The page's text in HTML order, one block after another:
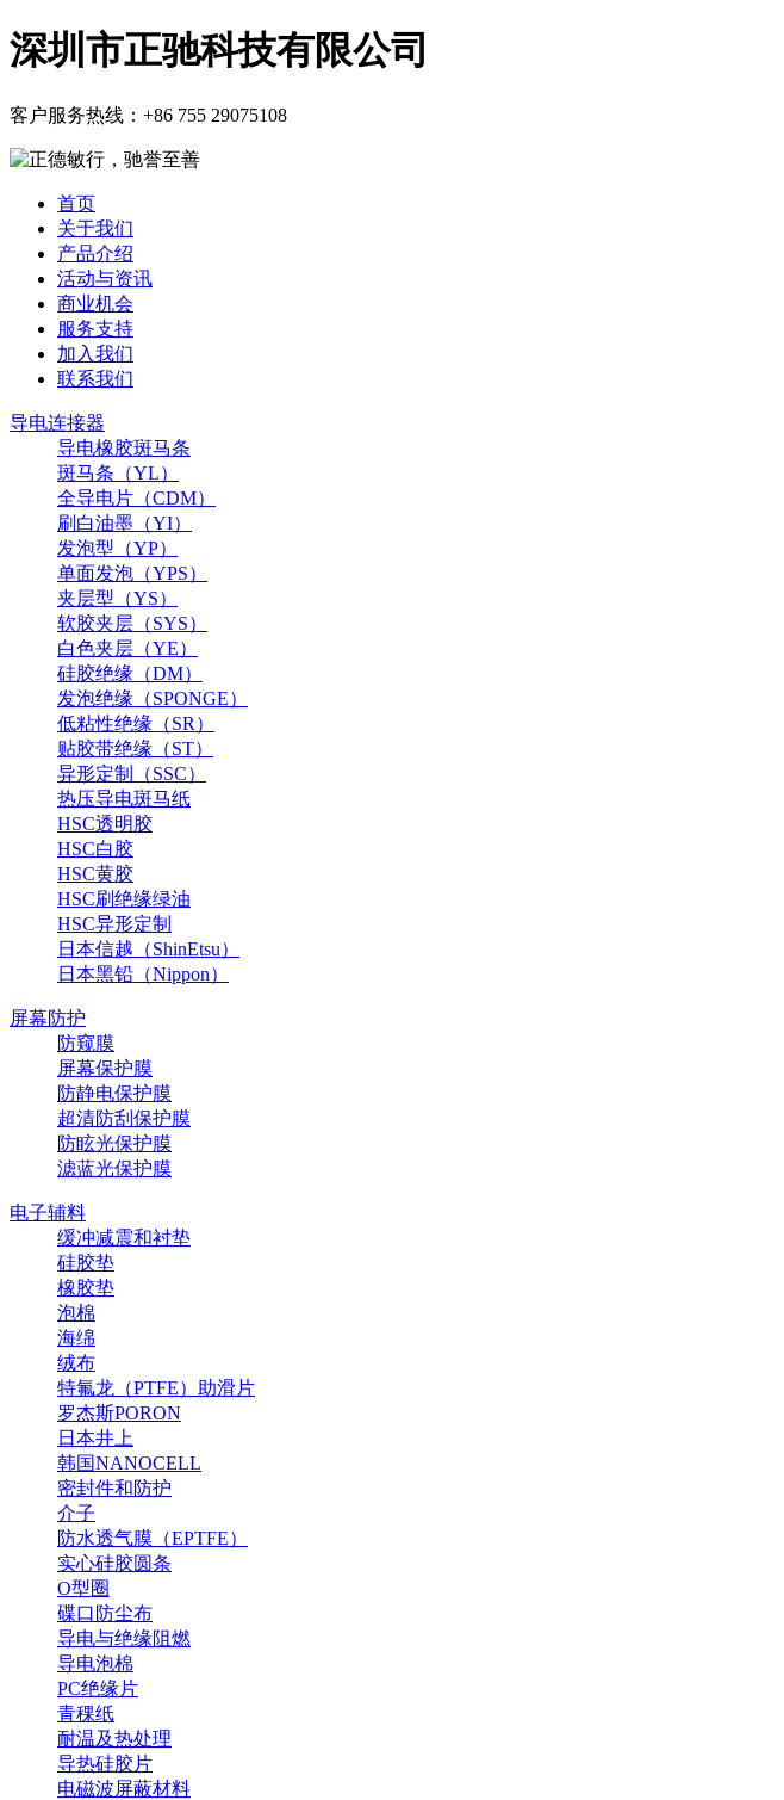
深圳市正驰科技有限公司
客户服务热线： +86 755 29075108
首页
关于我们
产品介绍
活动与资讯
商业机会
服务支持
加入我们
联系我们
导电连接器
导电橡胶斑马条
斑马条（YL）
全导电片（CDM）
刷白油墨（YI）
发泡型（YP）
单面发泡（YPS）
夹层型（YS）
软胶夹层（SYS）
白色夹层（YE）
硅胶绝缘（DM）
发泡绝缘（SPONGE）
低粘性绝缘（SR）
贴胶带绝缘（ST）
异形定制（SSC）
热压导电斑马纸
HSC透明胶
HSC白胶
HSC黄胶
HSC刷绝缘绿油
HSC异形定制
日本信越（ShinEtsu）
日本黑铅（Nippon）
屏幕防护
防窥膜
屏幕保护膜
防静电保护膜
超清防刮保护膜
防眩光保护膜
滤蓝光保护膜
电子辅料
缓冲减震和衬垫
硅胶垫
橡胶垫
泡棉
海绵
绒布
特氟龙（PTFE）助滑片
罗杰斯PORON
日本井上
韩国NANOCELL
密封件和防护
介子
防水透气膜（EPTFE）
实心硅胶圆条
O型圈
碟口防尘布
导电与绝缘阻燃
导电泡棉
PC绝缘片
青稞纸
耐温及热处理
导热硅胶片
电磁波屏蔽材料